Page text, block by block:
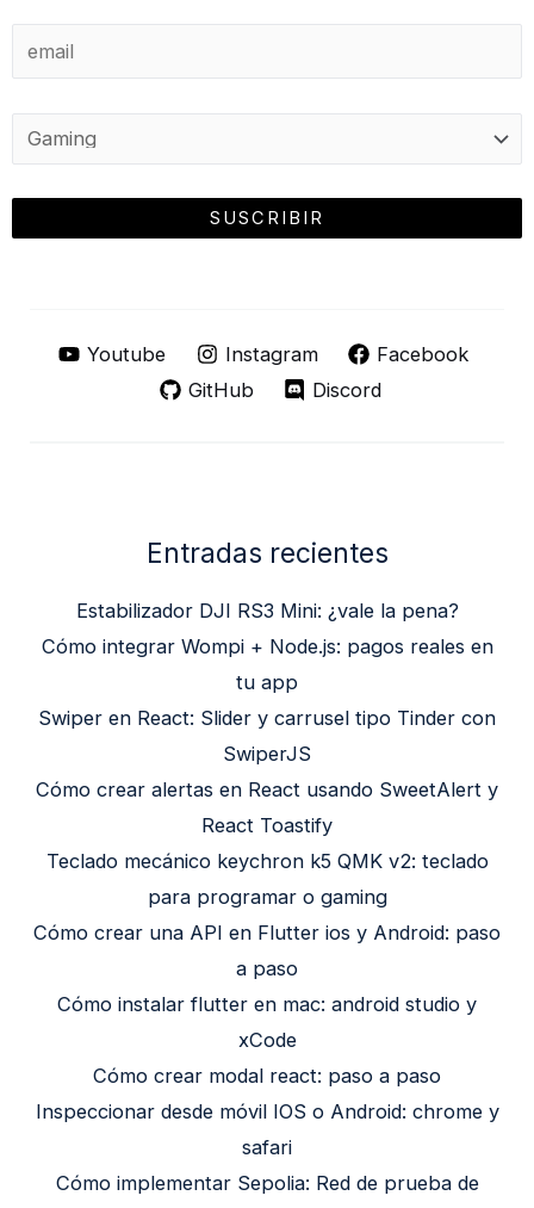
Youtube Instagram
Facebook
GitHub
Discord
Entradas recientes
Estabilizador DJI RS3 Mini: ¿vale la pena?
Cómo integrar Wompi + Node.js: pagos reales en
tu app
Swiper en React: Slider y carrusel tipo Tinder con
SwiperJS
Cómo crear alertas en React usando SweetAlert y
React Toastify
Teclado mecánico keychron k5 QMK v2: teclado
para programar o gaming
Cómo crear una API en Flutter ios y Android: paso
a paso
Cómo instalar flutter en mac: android studio y
xCode
Cómo crear modal react: paso a paso
Inspeccionar desde móvil IOS o Android: chrome y
safari
Cómo implementar Sepolia: Red de prueba de